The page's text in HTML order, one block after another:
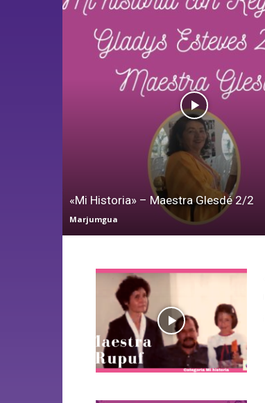
«Mi Historia» – Maestra Glesdé 2/2
Marjumgua